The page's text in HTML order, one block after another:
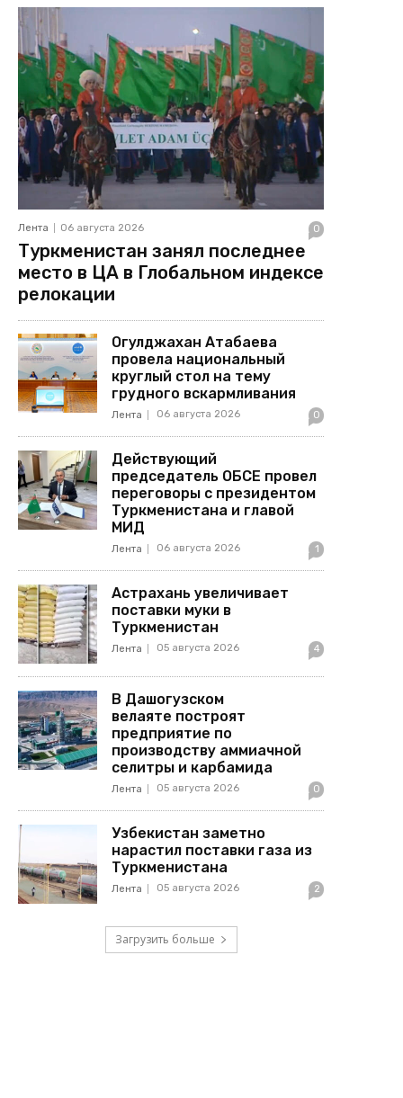
Лента 06 августа 2026 0
Туркменистан занял последнее
место в ЦА в Глобальном индексе
релокации
Огулджахан Атабаева
провела национальный
круглый стол на тему
грудного вскармливания
Лента 06 августа 2026 0
Действующий
председатель ОБСЕ провел
переговоры с президентом
Туркменистана и главой
МИД
Лента 06 августа 2026 1
Астрахань увеличивает
поставки муки в
Туркменистан
Лента 05 августа 2026 4
В Дашогузском
велаяте построят
предприятие по
производству аммиачной
селитры и карбамида
Лента 05 августа 2026 0
Узбекистан заметно
нарастил поставки газа из
Туркменистана
Лента 05 августа 2026 2
Загрузить больше